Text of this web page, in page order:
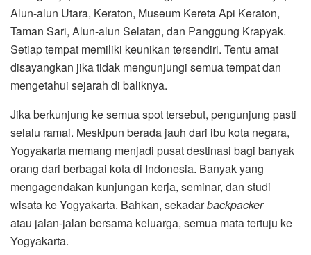
Alun-alun Utara, Keraton, Museum Kereta Api Keraton,
Taman Sari, Alun-alun Selatan, dan Panggung Krapyak.
Setiap tempat memiliki keunikan tersendiri. Tentu amat
disayangkan jika tidak mengunjungi semua tempat dan
mengetahui sejarah di baliknya.
Jika berkunjung ke semua spot tersebut, pengunjung pasti
selalu ramai. Meskipun berada jauh dari ibu kota negara,
Yogyakarta memang menjadi pusat destinasi bagi banyak
orang dari berbagai kota di Indonesia. Banyak yang
mengagendakan kunjungan kerja, seminar, dan studi
wisata ke Yogyakarta. Bahkan, sekadarbackpacker
atau jalan-jalan bersama keluarga, semua mata tertuju ke
Yogyakarta.